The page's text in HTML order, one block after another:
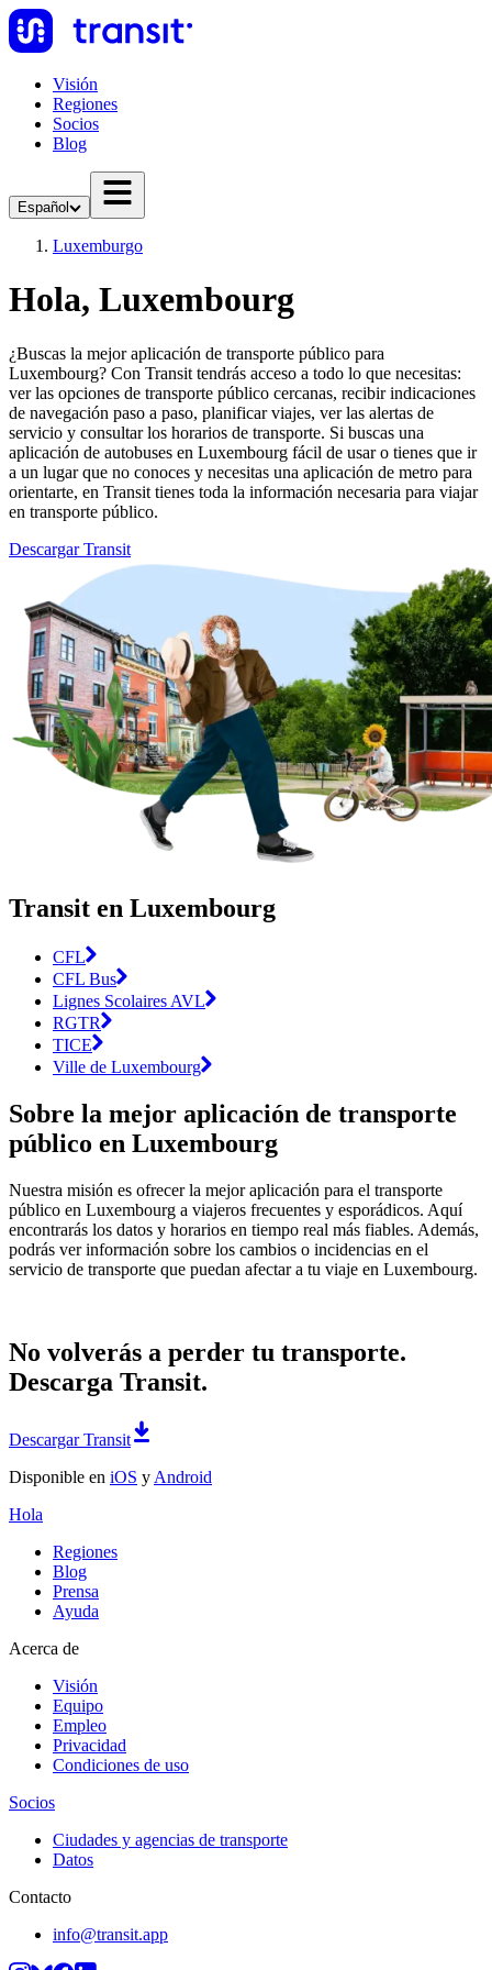
Visión
Regiones
Socios
Blog
Español
Luxemburgo
Hola, Luxembourg
¿Buscas la mejor aplicación de transporte público para
Luxembourg? Con Transit tendrás acceso a todo lo que necesitas:
ver las opciones de transporte público cercanas, recibir indicaciones
de navegación paso a paso, planificar viajes, ver las alertas de
servicio y consultar los horarios de transporte. Si buscas una
aplicación de autobuses en Luxembourg fácil de usar o tienes que ir
a un lugar que no conoces y necesitas una aplicación de metro para
orientarte, en Transit tienes toda la información necesaria para viajar
en transporte público.
Descargar Transit
Transit en Luxembourg
CFL
CFL Bus
Lignes Scolaires AVL
RGTR
TICE
Ville de Luxembourg
Sobre la mejor aplicación de transporte
público en Luxembourg
Nuestra misión es ofrecer la mejor aplicación para el transporte
público en Luxembourg a viajeros frecuentes y esporádicos. Aquí
encontrarás los datos y horarios en tiempo real más fiables. Además,
podrás ver información sobre los cambios o incidencias en el
servicio de transporte que puedan afectar a tu viaje en Luxembourg.
No volverás a perder tu transporte.
Descarga Transit.
Descargar Transit
Disponible en iOS y Android
Hola
Regiones
Blog
Prensa
Ayuda
Acerca de
Visión
Equipo
Empleo
Privacidad
Condiciones de uso
Socios
Ciudades y agencias de transporte
Datos
Contacto
info@transit.app